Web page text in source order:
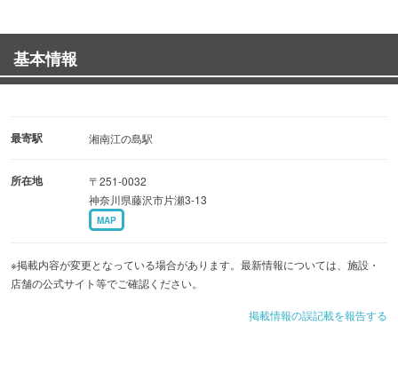
基本情報
最寄駅 湘南江の島駅
所在地
〒251-0032
神奈川県藤沢市片瀬3-13
MAP
※掲載内容が変更となっている場合があります。最新情報については、施設・
店舗の公式サイト等でご確認ください。
掲載情報の誤記載を報告する